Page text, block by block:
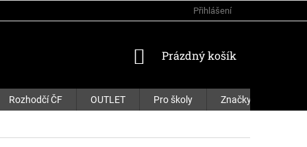
Přihlášení
NÁKUPNÍ
Prázdný košík
Rozhodčí ČF OUTLET Pro školy Značky